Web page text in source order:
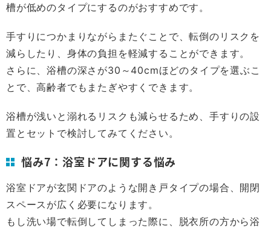
槽が低めのタイプにするのがおすすめです。
手すりにつかまりながらまたぐことで、転倒のリスクを
減らしたり、身体の負担を軽減することができます。
さらに、浴槽の深さが30～40cmほどのタイプを選ぶこ
とで、高齢者でもまたぎやすくできます。
浴槽が浅いと溺れるリスクも減らせるため、手すりの設
置とセットで検討してみてください。
悩み7：浴室ドアに関する悩み
浴室ドアが玄関ドアのような開き戸タイプの場合、開閉
スペースが広く必要になります。
もし洗い場で転倒してしまった際に、脱衣所の方から浴